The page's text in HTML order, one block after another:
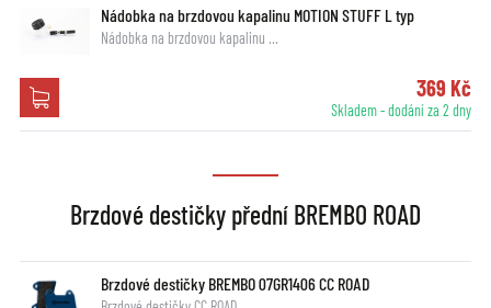
Nádobka na brzdovou kapalinu MOTION STUFF L typ
Nádobka na brzdovou kapalinu …
369 Kč
Skladem - dodání za 2 dny
Brzdové destičky přední BREMBO ROAD
Brzdové destičky BREMBO 07GR1406 CC ROAD